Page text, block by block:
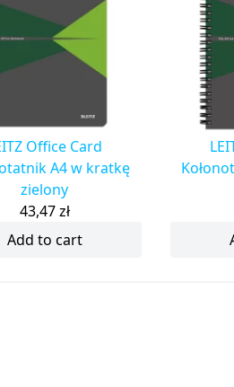
Office Card
A4 w kratkę
zielony
43,47zł
Add to cart